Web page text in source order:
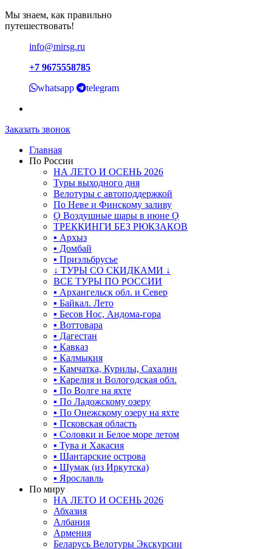
Мы знаем, как правильно
путешествовать!
info@mirsg.ru
+7 9675558785
whatsapp telegram
Заказать звонок
Главная
По России
НА ЛЕТО И ОСЕНЬ 2026
Туры выходного дня
Велотуры с автоподдержкой
По Неве и Финскому заливу
Ǫ Воздушные шары в июне Ǫ
ТРЕККИНГИ БЕЗ РЮКЗАКОВ
▪ Архыз
▪ Домбай
▪ Приэльбрусье
↓ ТУРЫ СО СКИДКАМИ ↓
ВСЕ ТУРЫ ПО РОССИИ
▪ Архангельск обл. и Север
▪ Байкал. Лето
▪ Бесов Нос, Андома-гора
▪ Воттовара
▪ Дагестан
▪ Кавказ
▪ Калмыкия
▪ Камчатка, Курилы, Сахалин
▪ Карелия и Вологодская обл.
▪ По Волге на яхте
▪ По Ладожскому озеру
▪ По Онежскому озеру на яхте
▪ Псковская область
▪ Соловки и Белое море летом
▪ Тува и Хакасия
▪ Шантарские острова
▪ Шумак (из Иркутска)
▪ Ярославль
По миру
НА ЛЕТО И ОСЕНЬ 2026
Абхазия
Албания
Армения
Беларусь Велотуры Экскурсии